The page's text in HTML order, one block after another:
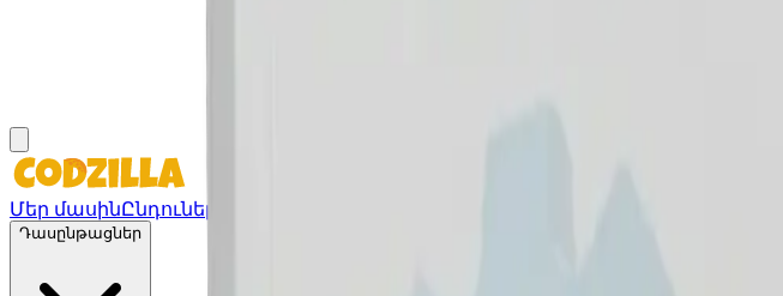
Մեր մասինԸնդունելություն
Դասընթացներ